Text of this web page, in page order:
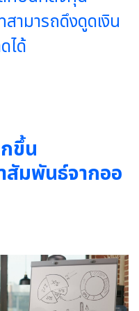
ามารถดึงดูดเงิน
ได้
ขึ้น
สัมพันธ์จากออ